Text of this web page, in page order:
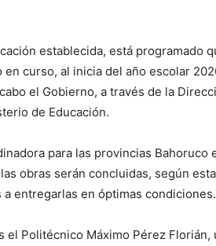
establecida, está programado
en curso, al inicia del año escolar
el Gobierno, a través de la
de Educación.
para las provincias Bahoruco
obras serán concluidas, según
a entregarlas en óptimas condiciones.
el Politécnico Máximo Pérez